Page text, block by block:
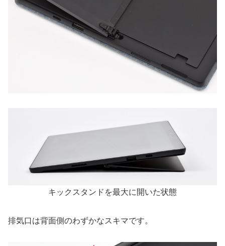
キックスタンドを最大に開いた状態
排気口は背面側のわずかなスキマです。